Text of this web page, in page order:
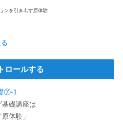
ンを引き出す原体験
ロールする
礎講座は
体験」